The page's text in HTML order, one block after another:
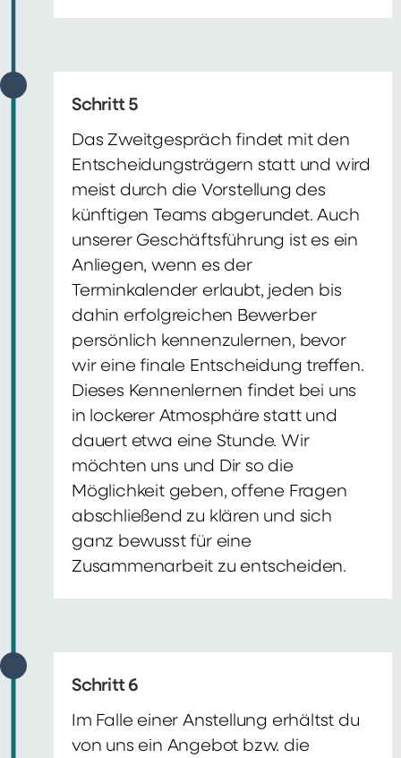
Schritt 5
Das Zweitgespräch findet mit den
Entscheidungsträgern statt und wird
meist durch die Vorstellung des
künftigen Teams abgerundet. Auch
unserer Geschäftsführung ist es ein
Anliegen, wenn es der
Terminkalender erlaubt, jeden bis
dahin erfolgreichen Bewerber
persönlich kennenzulernen, bevor
wir eine finale Entscheidung treffen.
Dieses Kennenlernen findet bei uns
in lockerer Atmosphäre statt und
dauert etwa eine Stunde. Wir
möchten uns und Dir so die
Möglichkeit geben, offene Fragen
abschließend zu klären und sich
ganz bewusst für eine
Zusammenarbeit zu entscheiden.
Schritt 6
Im Falle einer Anstellung erhältst du
von uns ein Angebot bzw. die